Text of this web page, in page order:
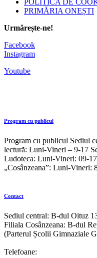
PRIMĂRIA ONEȘTI
Urmărește-ne!
Facebook
Instagram
Youtube
Program cu publicul
Program cu publicul Sediul
lectură: Luni-Vineri – 9-17
Ludoteca: Luni-Vineri: 09-
„Cosânzeana”: Luni-Vineri:
Contact
Sediul central: B-dul Oituz
Filiala Cosânzeana: B-dul
(Parterul Școlii Gimnaziale
Telefoane: